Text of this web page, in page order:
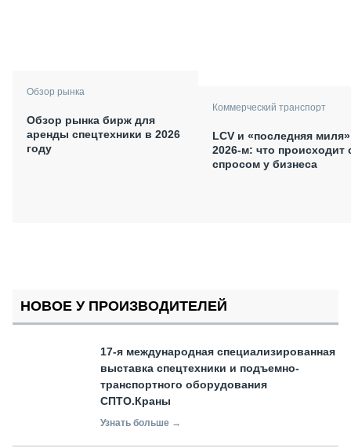
Обзор рынка
Обзор рынка бирж для
аренды спецтехники в 2026
году
Коммерческий транспорт
LCV и «последняя
2026-м: что происходит
спросом у бизнеса
НОВОЕ У ПРОИЗВОДИТЕЛЕЙ
17-я международная специализированная
выставка спецтехники и подъемно-
транспортного оборудования
СПТО.Краны
Узнать больше →